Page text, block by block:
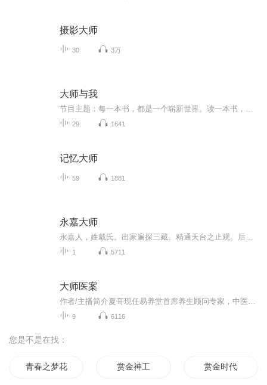
摄影大师
30 3万
大师与我
29 1641
记忆大师
59 1881
永嘉大师
1 5711
大师医案
9 6116
您是不是在找：
青春之梦花赏半开 赏金神工 赏金时代